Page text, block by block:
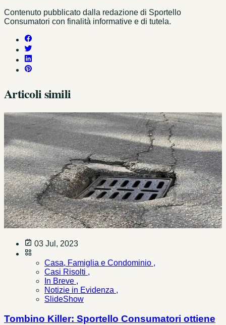
Contenuto pubblicato dalla redazione di Sportello
Consumatori con finalità informative e di tutela.
Articoli simili
03 Jul, 2023
Casa, Famiglia e Condominio ,
Casi Risolti ,
In Breve ,
Notizie in Evidenza ,
SlideShow
Tombino Killer: Sportello Consumatori ottiene